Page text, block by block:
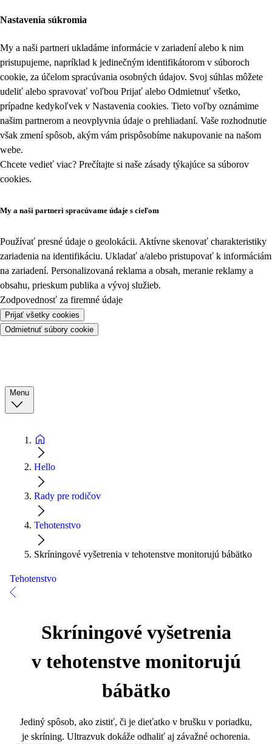
Nastavenia súkromia
My a naši partneri ukladáme informácie v zariadení alebo k nim
pristupujeme, napríklad k jedinečným identifikátorom v súboroch
cookie, za účelom spracúvania osobných údajov. Svoj súhlas môžete
udeliť alebo spravovať voľbou Prijať alebo Odmietnuť všetko,
prípadne kedykoľvek v Nastavenia cookies. Tieto voľby oznámime
našim partnerom a neovplyvnia údaje o prehliadaní. Vaše rozhodnutie
však zmení spôsob, akým vám prispôsobíme nakupovanie na našom
webe.
Chcete vedieť viac? Prečítajte si naše zásady týkajúce sa súborov
cookies.
My a naši partneri spracúvame údaje s cieľom
Používať presné údaje o geolokácii. Aktívne skenovať charakteristiky
zariadenia na identifikáciu. Ukladať a/alebo pristupovať k informáciám
na zariadení. Personalizovaná reklama a obsah, meranie reklamy a
obsahu, prieskum publika a vývoj služieb.
Zodpovednosť za firemné údaje
Prijať všetky cookies
Odmietnuť súbory cookie
Menu
Hello
Rady pre rodičov
Tehotenstvo
Skríningové vyšetrenia v tehotenstve monitorujú bábätko
Tehotenstvo
Skríningové vyšetrenia
v tehotenstve monitorujú
bábätko
Jediný spôsob, ako zistiť, či je dieťatko v brušku v poriadku,
je skríning. Ultrazvuk dokáže odhaliť aj závažné ochorenia.